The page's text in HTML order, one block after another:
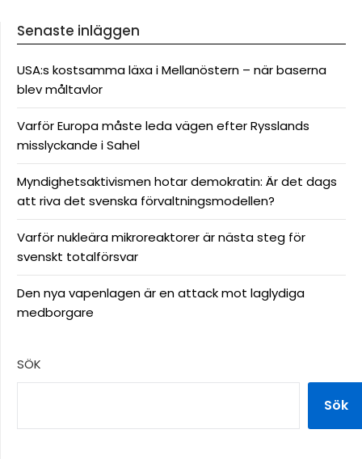
Senaste inläggen
USA:s kostsamma läxa i Mellanöstern – när baserna
blev måltavlor
Varför Europa måste leda vägen efter Rysslands
misslyckande i Sahel
Myndighetsaktivismen hotar demokratin: Är det dags
att riva det svenska förvaltningsmodellen?
Varför nukleära mikroreaktorer är nästa steg för
svenskt totalförsvar
Den nya vapenlagen är en attack mot laglydiga
medborgare
SÖK
Sök